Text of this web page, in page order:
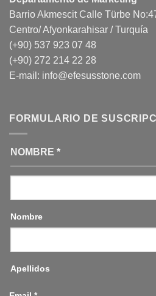
Barrio Akmescit Calle Türbe
Centro/ Afyonkarahisar / Turquía
(+90) 537 923 07 48
(+90) 272 214 22 28
E-mail: info@efesusstone.com
FORMULARIO DE
NOMBRE *
Nombre
Apellidos